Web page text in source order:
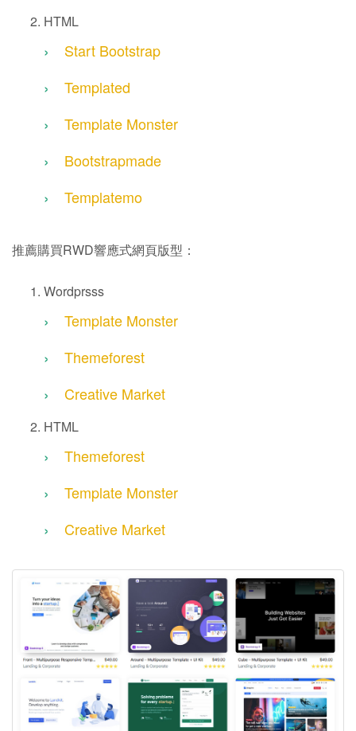
HTML
Start Bootstrap
Templated
Template Monster
Bootstrapmade
Templatemo
推薦購買RWD響應式網頁版型：
Wordprsss
Template Monster
Themeforest
Creative Market
HTML
Themeforest
Template Monster
Creative Market